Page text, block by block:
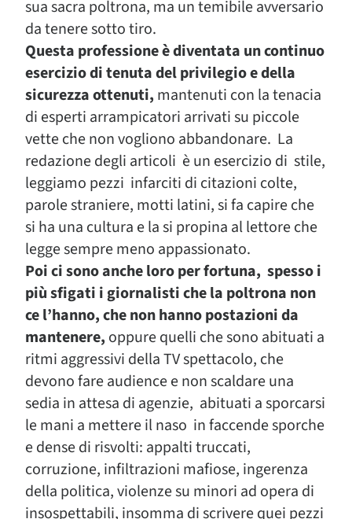
sua sacra poltrona, ma un temibile avversario
da tenere sotto tiro.
Questa professione è diventata un continuo
esercizio di tenuta del privilegio e della
sicurezza ottenuti, mantenuti con la tenacia
di esperti arrampicatori arrivati su piccole
vette che non vogliono abbandonare. La
redazione degli articoli è un esercizio di stile,
leggiamo pezzi infarciti di citazioni colte,
parole straniere, motti latini, si fa capire che
si ha una cultura e la si propina al lettore che
legge sempre meno appassionato.
Poi ci sono anche loro per fortuna, spesso i
più sfigati i giornalisti che la poltrona non
ce l’hanno, che non hanno postazioni da
mantenere, oppure quelli che sono abituati a
ritmi aggressivi della TV spettacolo, che
devono fare audience e non scaldare una
sedia in attesa di agenzie, abituati a sporcarsi
le mani a mettere il naso in faccende sporche
e dense di risvolti: appalti truccati,
corruzione, infiltrazioni mafiose, ingerenza
della politica, violenze su minori ad opera di
insospettabili, insomma di scrivere quei pezzi